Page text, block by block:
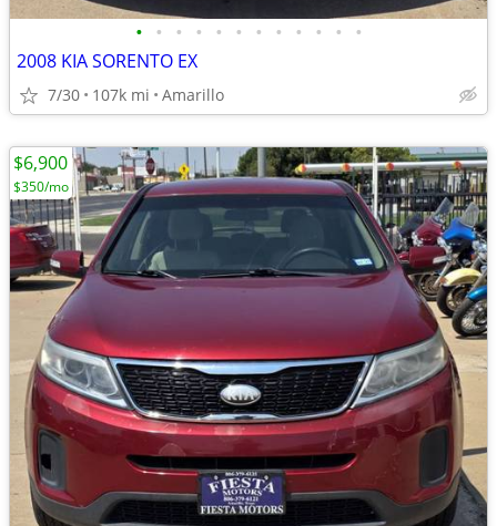
• • • • • • • • • • • •
2008 KIA SORENTO EX
7/30 107k mi Amarillo
$6,900
$350/mo